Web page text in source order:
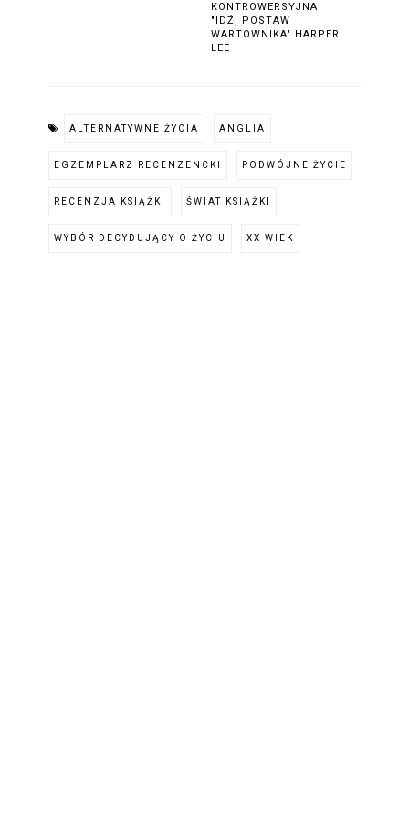
KONTROWERSYJNA
"IDŹ, POSTAW
WARTOWNIKA" HARPER
LEE
ALTERNATYWNE ŻYCIA ANGLIA
EGZEMPLARZ RECENZENCKI PODWÓJNE ŻYCIE
RECENZJA KSIĄŻKI ŚWIAT KSIĄŻKI
WYBÓR DECYDUJĄCY O ŻYCIU XX WIEK